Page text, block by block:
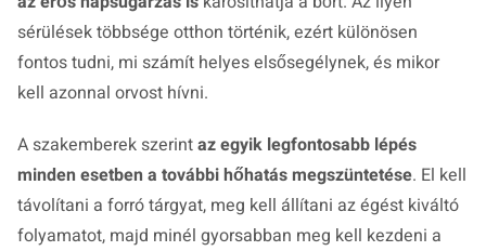
sérülések többsége otthon történik, ezért különösen
fontos tudni, mi számít helyes elsősegélynek, és mikor
kell azonnal orvost hívni.
A szakemberek szerintaz egyik legfontosabb lépés
minden esetben a további hőhatás megszüntetése. El kell
távolítani a forró tárgyat, meg kell állítani az égést kiváltó
folyamatot, majd minél gyorsabban meg kell kezdeni a